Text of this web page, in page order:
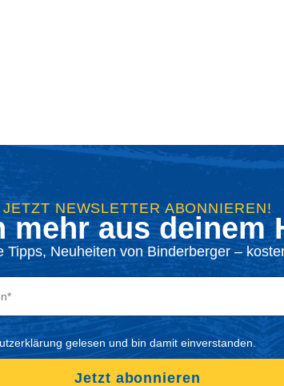
JETZT NEWSLETTER ABONNIEREN!
mehr aus deinem
Tipps, Neuheiten von Binderberger –
gelesen und bin damit einverstanden.
Jetzt abonnieren